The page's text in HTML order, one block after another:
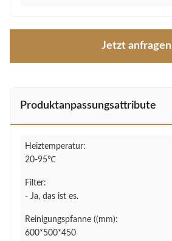
Jetzt anfragen
Produktanpassungsattribute
Heiztemperatur:
20-95℃
Filter:
- Ja, das ist es.
Reinigungspfanne ((mm):
600*500*450